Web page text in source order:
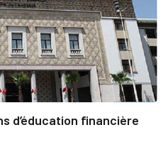
d’éducation financière